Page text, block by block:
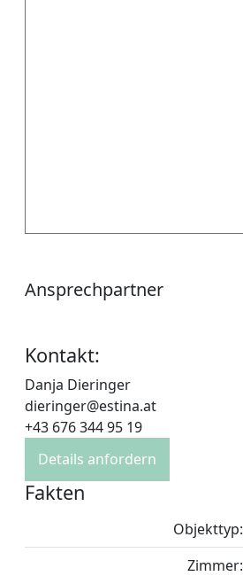
Ansprechpartner
Kontakt:
Danja Dieringer
dieringer@estina.at
+43 676 344 95 19
Details anfordern
Fakten
Objekttyp:
Zimmer: